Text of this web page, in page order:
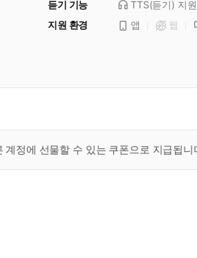
듣기 기능 TTS(듣기) 지원
지원 환경 앱
웹
계정에 선물할 수 있는 쿠폰으로 지급됩